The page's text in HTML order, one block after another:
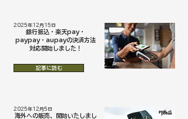
2025年12月15日
銀行振込・楽天pay・
paypay・aupayの決済方法
対応開始しました！
記事に読む
2025年12月5日
海外への販売、開始いたしまし